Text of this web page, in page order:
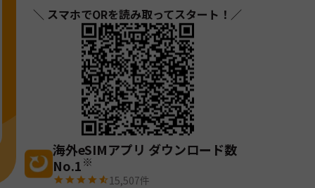
＼ スマホでQRを読み取ってスタート！／
海外eSIMアプリ ダウンロード数
No.1※
15,507件